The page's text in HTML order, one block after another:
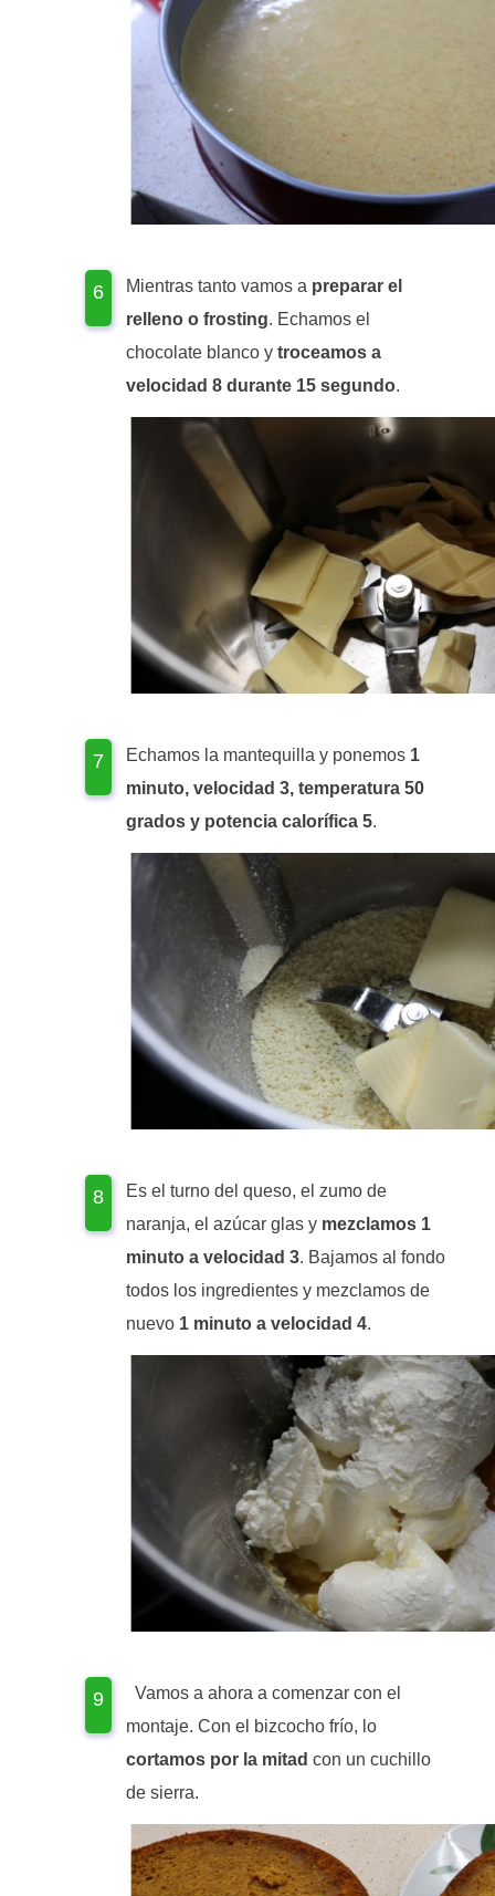
Mientras tanto vamos a preparar el
relleno o frosting. Echamos el
chocolate blanco y troceamos a
velocidad 8 durante 15 segundo.
Echamos la mantequilla y ponemos 1
minuto, velocidad 3, temperatura 50
grados y potencia calorífica 5.
Es el turno del queso, el zumo de
naranja, el azúcar glas y mezclamos 1
minuto a velocidad 3. Bajamos al fondo
todos los ingredientes y mezclamos de
nuevo 1 minuto a velocidad 4.
Vamos a ahora a comenzar con el
montaje. Con el bizcocho frío, lo
cortamos por la mitad con un cuchillo
de sierra.